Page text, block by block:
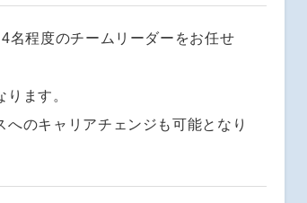
名程度のチームリーダーをお任せ
ます。
のキャリアチェンジも可能となり